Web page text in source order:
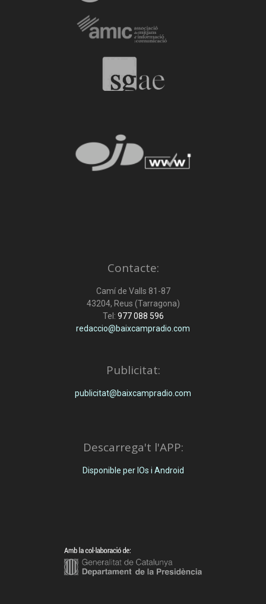
Contacte:
Camí de Valls 81-87
43204, Reus (Tarragona)
Tel: 977 088 596
redaccio@baixcampradio.com
Publicitat:
publicitat@baixcampradio.com
Descarrega't l'APP:
Disponible per IOs i Android